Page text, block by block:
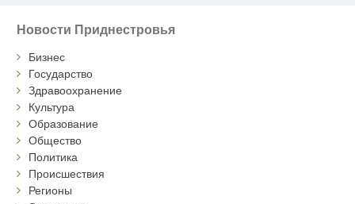
Новости Приднестровья
Бизнес
Государство
Здравоохранение
Культура
Образование
Общество
Политика
Происшествия
Регионы